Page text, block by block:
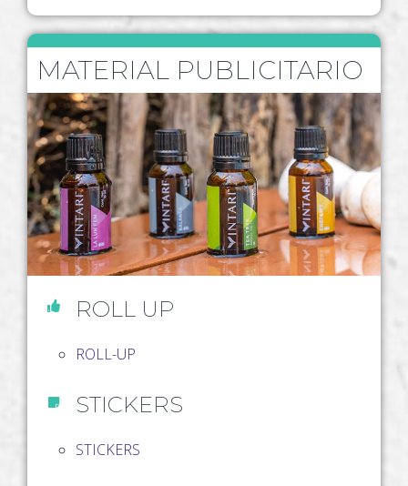
MATERIAL PUBLICITARIO
ROLL UP
ROLL-UP
STICKERS
STICKERS